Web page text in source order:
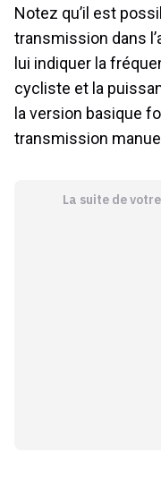
Notez qu’il est
transmission dans
lui indiquer la
cycliste et la
la version basique
transmission
La suite de